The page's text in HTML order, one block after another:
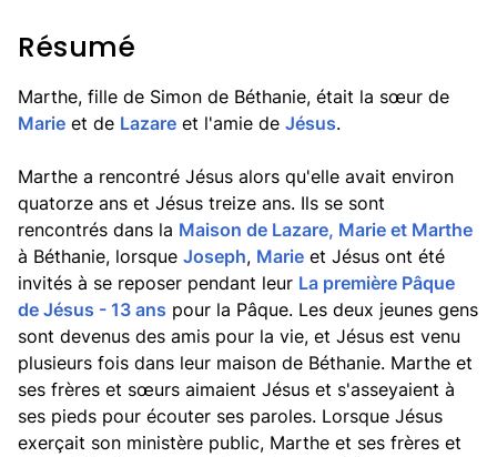
Résumé
Marthe, fille de Simon de Béthanie, était la sœur de
Marie et de Lazare et l'amie de Jésus.
Marthe a rencontré Jésus alors qu'elle avait environ
quatorze ans et Jésus treize ans. Ils se sont
rencontrés dans la Maison de Lazare, Marie et Marthe
à Béthanie, lorsque Joseph, Marie et Jésus ont été
invités à se reposer pendant leur La première Pâque
de Jésus - 13 ans pour la Pâque. Les deux jeunes gens
sont devenus des amis pour la vie, et Jésus est venu
plusieurs fois dans leur maison de Béthanie. Marthe et
ses frères et sœurs aimaient Jésus et s'asseyaient à
ses pieds pour écouter ses paroles. Lorsque Jésus
exerçait son ministère public, Marthe et ses frères et